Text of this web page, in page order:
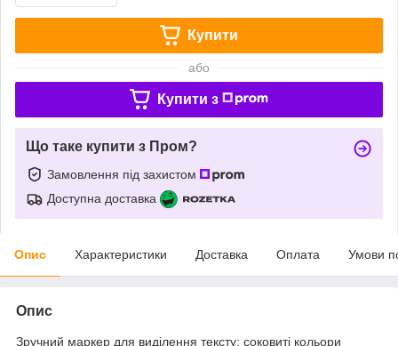
Купити
або
Купити з
Що таке купити з Пром?
Замовлення під захистом
Доступна доставка
Опис Характеристики Доставка Оплата Умови
Опис
Зручний маркер для виділення тексту; соковиті кольори